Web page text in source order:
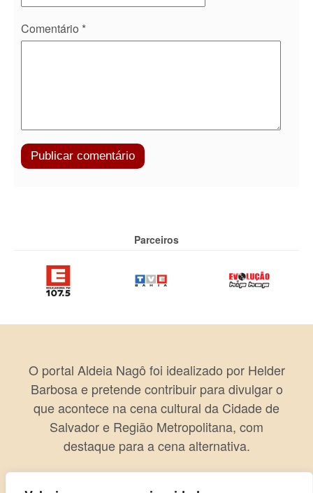
Comentário *
Parceiros
O portal Aldeia Nagô foi idealizado por Helder
Barbosa e pretende contribuir para divulgar o
que acontece na cena cultural da Cidade de
Salvador e Região Metropolitana, com
destaque para a cena alternativa.